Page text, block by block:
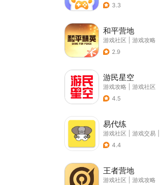
3.3
和平营地
游戏社区
游戏攻略
2.9
游民星空
游戏攻略
游戏社区
4.5
易代练
游戏社区 游戏交易
4.4
王者营地
游戏社区 游戏攻略